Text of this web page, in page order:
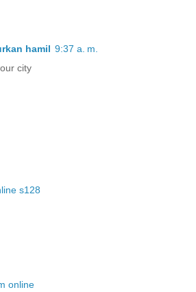
hamil 9:37 a. m.
city
s128
online